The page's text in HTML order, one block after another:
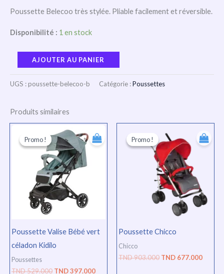
Poussette Belecoo très stylée. Pliable facilement et réversible.
Disponibilité : 1 en stock
AJOUTER AU PANIER
UGS : poussette-belecoo-b Catégorie :Poussettes
Produits similaires
Promo !
Poussette Valise Bébé vert
céladon Kidilo
Promo !
Poussettes
TND529.000
prix
initial
était :
TND
529.000.
TND397.000
prix
actuel
Promo !
Poussette Chicco
Promo !
Chicco
TND903.000
prix
initial
était :
TND
903.000.
TND 677.000
prix
actuel